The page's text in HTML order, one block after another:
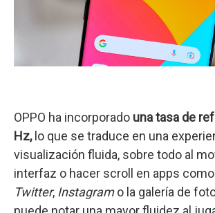
OPPO ha incorporado una tasa de
Hz,lo que se traduce en una
visualización fluida, sobre todo al
interfaz o hacer scroll en apps como
Twitter, Instagramo la galería de